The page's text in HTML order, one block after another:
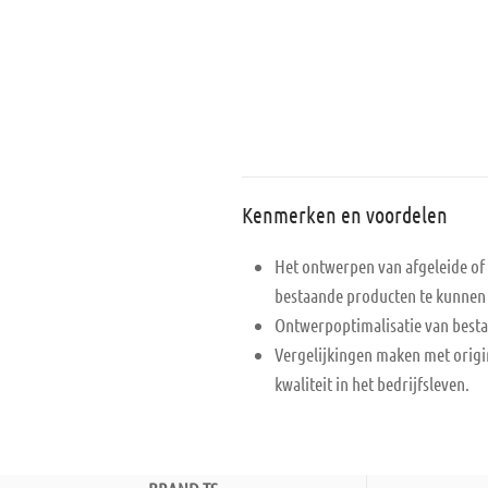
Kenmerken en voordelen
Het ontwerpen van afgeleide
bestaande producten te
Ontwerpoptimalisatie van
Vergelijkingen maken met
kwaliteit in het bedrijfsleven.